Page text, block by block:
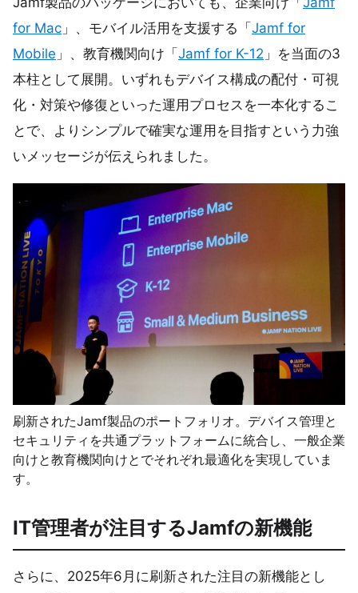
for Mac 」、モバイル活用を支援する「 Jamf for
Mobile 」、教育機関向け「 Jamf for K-12 」を当面の3
本柱として展開。いずれもデバイス構成の配付・可視
化・対策や修復といった運用プロセスを一本化するこ
とで、よりシンプルで確実な運用を目指すという力強
いメッセージが伝えられました。
刷新されたJamf製品のポートフォリオ。デバイス管理と
セキュリティを共通プラットフォームに統合し、一般企業
向けと教育機関向けとでそれぞれ最適化を実現していま
す。
IT管理者が注目するJamfの新機能
さらに、2025年6月に刷新された注目の新機能とし